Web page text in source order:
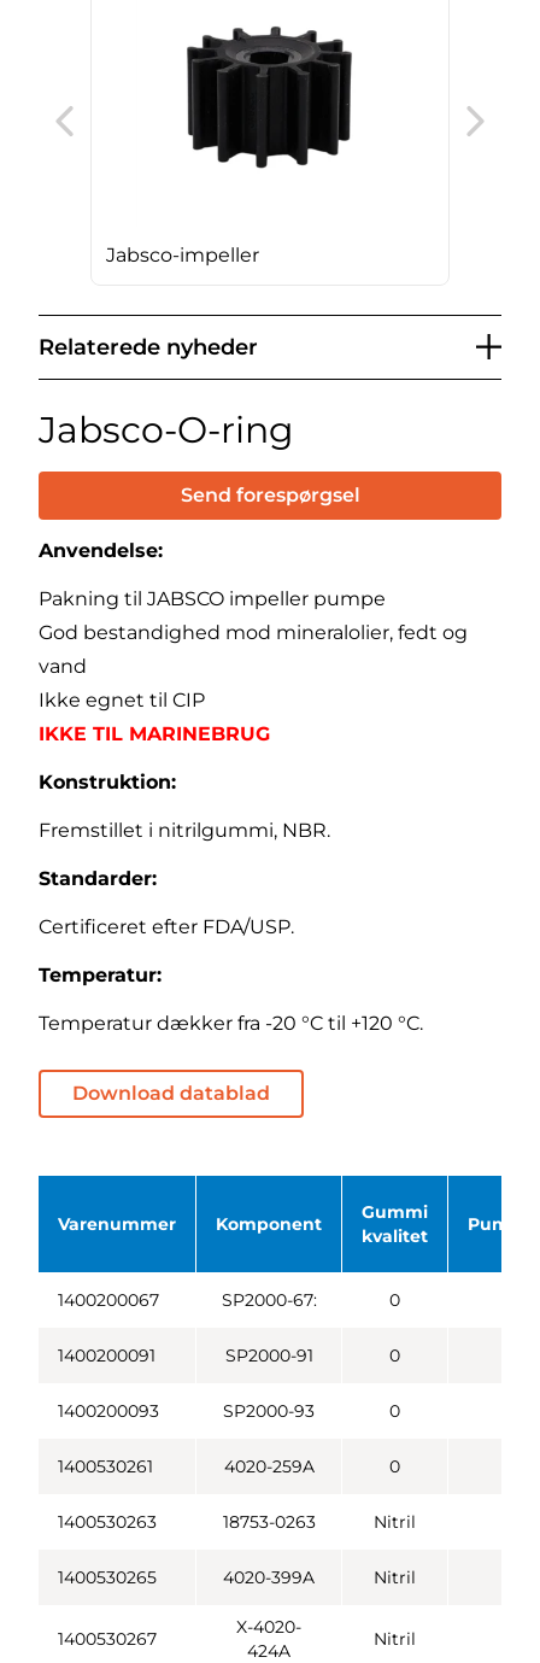
Jabsco-impeller
Relaterede nyheder
Jabsco-O-ring
Send forespørgsel
Anvendelse:
Pakning til JABSCO impeller pumpe
God bestandighed mod mineralolier, fedt og
vand
Ikke egnet til CIP
IKKE TIL MARINEBRUG
Konstruktion:
Fremstillet i nitrilgummi, NBR.
Standarder:
Certificeret efter FDA/USP.
Temperatur:
Temperatur dækker fra -20 °C til +120 °C.
Download datablad
Varenummer Komponent
Gummi
kvalitet
Pumpe
1400200067 SP2000-67: 0
1400200091 SP2000-91 0
1400200093 SP2000-93 0
1400530261 4020-259A 0
1400530263 18753-0263 Nitril
1400530265 4020-399A Nitril
1400530267
X-4020-
424A
Nitril